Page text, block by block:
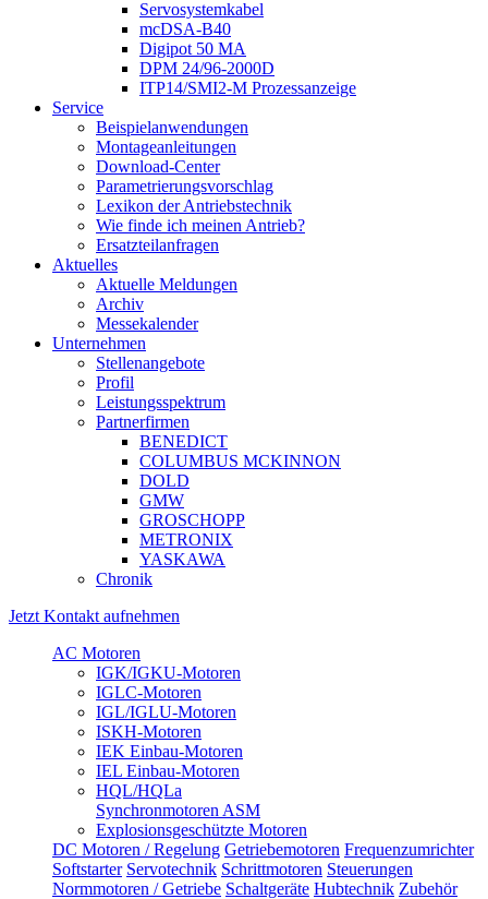
Servosystemkabel
mcDSA-B40
Digipot 50 MA
DPM 24/96-2000D
ITP14/SMI2-M Prozessanzeige
Service
Beispielanwendungen
Montageanleitungen
Download-Center
Parametrierungsvorschlag
Lexikon der Antriebstechnik
Wie finde ich meinen Antrieb?
Ersatzteilanfragen
Aktuelles
Aktuelle Meldungen
Archiv
Messekalender
Unternehmen
Stellenangebote
Profil
Leistungsspektrum
Partnerfirmen
BENEDICT
COLUMBUS MCKINNON
DOLD
GMW
GROSCHOPP
METRONIX
YASKAWA
Chronik
Jetzt Kontakt aufnehmen
AC Motoren
IGK/IGKU-Motoren
IGLC-Motoren
IGL/IGLU-Motoren
ISKH-Motoren
IEK Einbau-Motoren
IEL Einbau-Motoren
HQL/HQLa
Synchronmotoren ASM
Explosionsgeschützte Motoren
DC Motoren / Regelung Getriebemotoren Frequenzumrichter
Softstarter Servotechnik Schrittmotoren Steuerungen
Normmotoren / Getriebe Schaltgeräte Hubtechnik Zubehör